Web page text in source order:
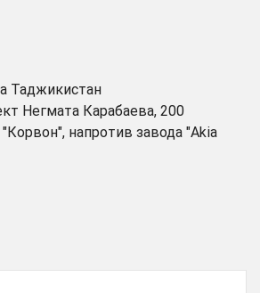
Таджикистан
Негмата Карабаева, 200
напротив завода "Akia